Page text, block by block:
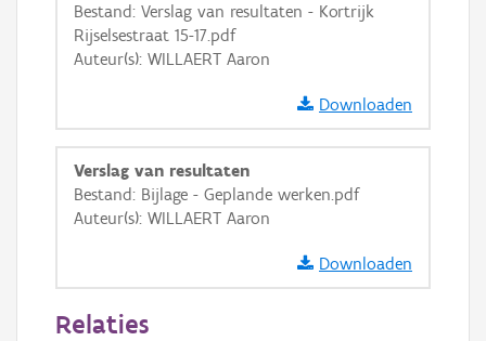
GRB-Basiskaart in grijswaarden
Bestand: Verslag van resultaten - Kortrijk
Rijselsestraat 15-17.pdf
Auteur(s): WILLAERT Aaron
Downloaden
Verslag van resultaten
Bestand: Bijlage - Geplande werken.pdf
Auteur(s): WILLAERT Aaron
Downloaden
Relaties